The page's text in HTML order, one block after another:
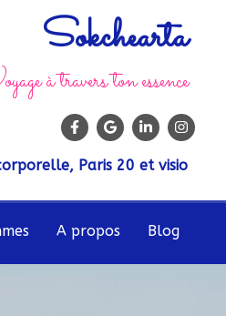
Sokchearta
à travers ton essence
Paris 20 et visio
A propos Blog